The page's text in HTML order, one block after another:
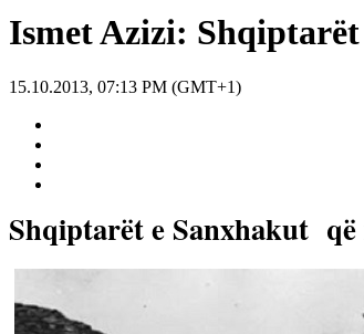
Ismet Azizi:
15.10.2013, 07:13 PM (GMT+1)
Shqiptarët e Sanxhakut